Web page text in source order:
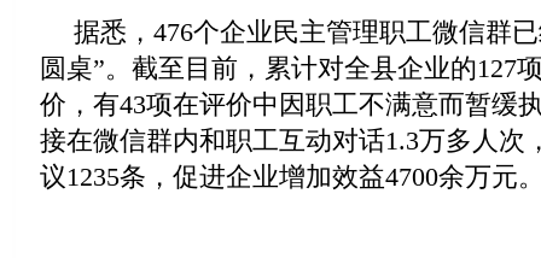
据悉，476个企业民主管理职工微信群
圆桌”。截至目前，累计对全县企业的127
价，有43项在评价中因职工不满意而暂缓
接在微信群内和职工互动对话1.3万多人次
议1235条，促进企业增加效益4700余万元